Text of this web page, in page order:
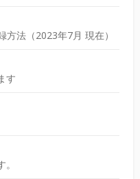
法（2023年7月 現在）
す